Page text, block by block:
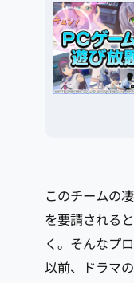
このチームの
を要請される
く。そんなプロ
以前、ドラマ